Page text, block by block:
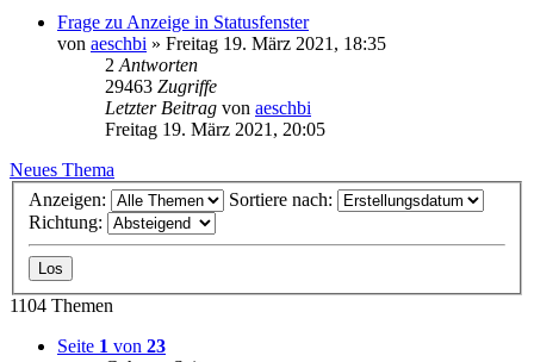
Frage zu Anzeige in Statusfenster
von aeschbi » Freitag 19. März 2021, 18:35
2 Antworten
29463 Zugriffe
Letzter Beitrag von aeschbi
Freitag 19. März 2021, 20:05
Neues Thema
Anzeigen:
Sortiere nach:
Richtung:
1104 Themen
Seite 1 von 23